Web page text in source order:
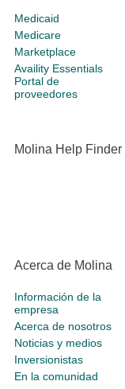
Medicaid
Medicare
Marketplace
Availity Essentials
Portal de
proveedores
Molina Help Finder
Acerca de Molina
Información de la
empresa
Acerca de nosotros
Noticias y medios
Inversionistas
En la comunidad